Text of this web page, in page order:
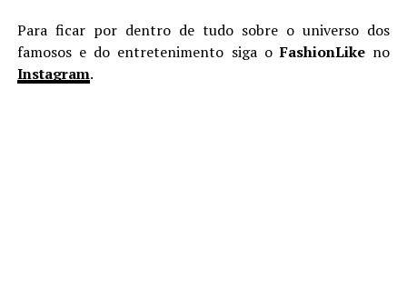
Para ficar por dentro de tudo sobre o universo dos
famosos e do entretenimento siga oFashionLike no
Instagram.